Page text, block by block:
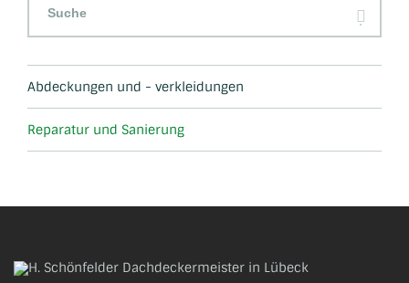
Navigation
Abdeckungen und - verkleidungen
Reparatur und Sanierung